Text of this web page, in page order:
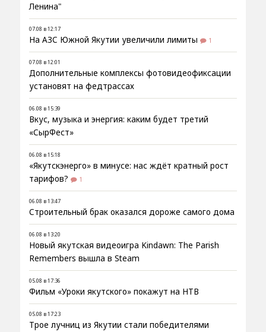
Ленина"
07.08 в 12:17
На АЗС Южной Якутии увеличили лимиты 1
07.08 в 12:01
Дополнительные комплексы фотовидеофиксации
установят на федтрассах
06.08 в 15:39
Вкус, музыка и энергия: каким будет третий
«СырФест»
06.08 в 15:18
«Якутскэнерго» в минусе: нас ждёт кратный рост
тарифов?
1
06.08 в 13:47
Строительный брак оказался дороже самого дома
06.08 в 13:20
Новый якутская видеоигра Kindawn: The Parish
Remembers вышла в Steam
05.08 в 17:36
Фильм «Уроки якутского» покажут на НТВ
05.08 в 17:23
Трое лучниц из Якутии стали победителями